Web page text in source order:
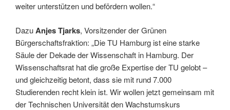
weiter unterstützen und befördern wollen.“
DazuAnjes Tjarks, Vorsitzender der Grünen
Bürgerschaftsfraktion: „Die TU Hamburg ist eine starke
Säule der Dekade der Wissenschaft in Hamburg. Der
Wissenschaftsrat hat die große Expertise der TU gelobt –
und gleichzeitig betont, dass sie mit rund 7.000
Studierenden recht klein ist. Wir wollen jetzt gemeinsam mit
der Technischen Universität den Wachstumskurs